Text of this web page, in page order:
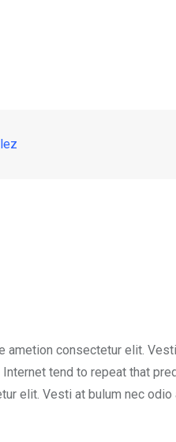
consectetur elit.
tend to repeat that
elit. Vesti at bulum nec